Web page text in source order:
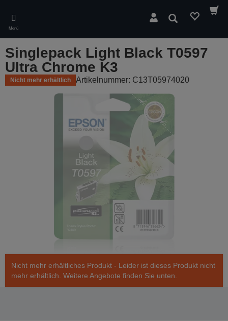
main
content
Menü
Suchen
Singlepack Light Black T0597
Ultra Chrome K3
Nicht mehr erhältlich Artikelnummer: C13T05974020
Nicht mehr erhältliches Produkt - Leider ist dieses Produkt nicht
mehr erhältlich. Weitere Angebote finden Sie unten.